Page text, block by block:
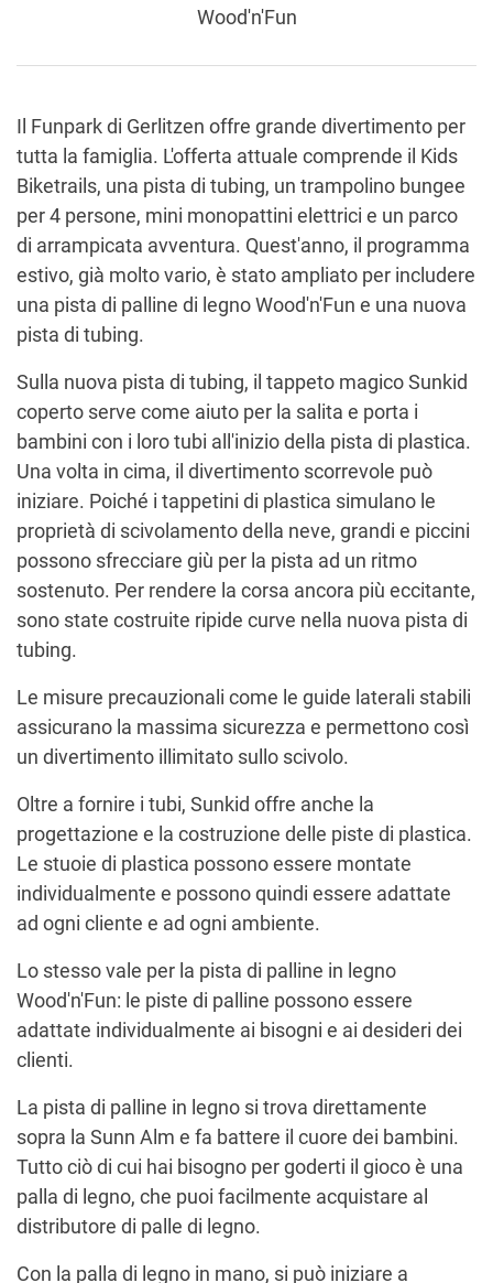
Wood'n'Fun
Il Funpark di Gerlitzen offre grande divertimento per
tutta la famiglia. L'offerta attuale comprende il Kids
Biketrails, una pista di tubing, un trampolino bungee
per 4 persone, mini monopattini elettrici e un parco
di arrampicata avventura. Quest'anno, il programma
estivo, già molto vario, è stato ampliato per includere
una pista di palline di legno Wood'n'Fun e una nuova
pista di tubing.
Sulla nuova pista di tubing, il tappeto magico Sunkid
coperto serve come aiuto per la salita e porta i
bambini con i loro tubi all'inizio della pista di plastica.
Una volta in cima, il divertimento scorrevole può
iniziare. Poiché i tappetini di plastica simulano le
proprietà di scivolamento della neve, grandi e piccini
possono sfrecciare giù per la pista ad un ritmo
sostenuto. Per rendere la corsa ancora più eccitante,
sono state costruite ripide curve nella nuova pista di
tubing.
Le misure precauzionali come le guide laterali stabili
assicurano la massima sicurezza e permettono così
un divertimento illimitato sullo scivolo.
Oltre a fornire i tubi, Sunkid offre anche la
progettazione e la costruzione delle piste di plastica.
Le stuoie di plastica possono essere montate
individualmente e possono quindi essere adattate
ad ogni cliente e ad ogni ambiente.
Lo stesso vale per la pista di palline in legno
Wood'n'Fun: le piste di palline possono essere
adattate individualmente ai bisogni e ai desideri dei
clienti.
La pista di palline in legno si trova direttamente
sopra la Sunn Alm e fa battere il cuore dei bambini.
Tutto ciò di cui hai bisogno per goderti il gioco è una
palla di legno, che puoi facilmente acquistare al
distributore di palle di legno.
Con la palla di legno in mano, si può iniziare a